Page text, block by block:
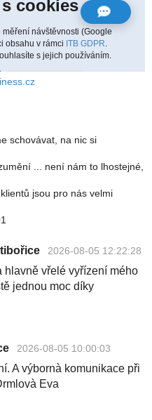
schovávat, na nic si
... není nám to lhostejné,
jsou pro nás velmi
2026-08-05 12:22:28
hlavně vřelé vyřízení mého
jednou moc díky
2026-08-05 10:00:03
A výbornà komunikace při
Eva